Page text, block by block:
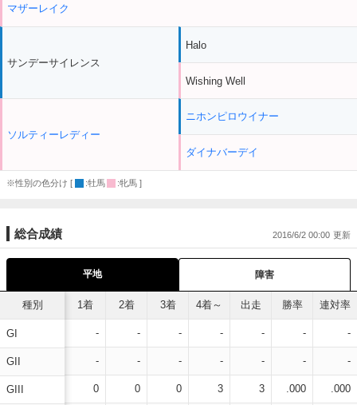
マザーレイク
サンデーサイレンス
ソルティーレディー
Halo
Wishing Well
ニホンピロウイナー
ダイナバーデイ
※性別の色分け [ :牡馬 :牝馬 ]
総合成績 2016/6/2 00:00
平地 障害
種別
GI
GII
GIII
1着 2着 3着 4着～ 出走 勝率 連対率
- - - - - - -
- - - - - - -
0 0 0 3 3 .000 .000